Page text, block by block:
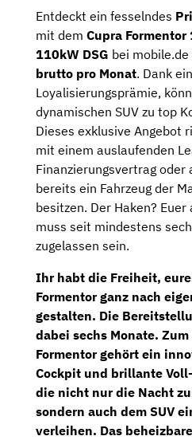
Entdeckt ein fesselndes
mit dem Cupra Formentor
110kW DSG bei
brutto pro Monat. Dank
Loyalisierungsprämie,
dynamischen SUV zu top
Dieses exklusive Angebot
mit einem auslaufenden
Finanzierungsvertrag oder
bereits ein Fahrzeug der
besitzen. Der Haken?
muss seit mindestens
zugelassen sein.
Ihr habt die Freiheit,
Formentor ganz nach
gestalten. Die
dabei sechs Monate.
Formentor gehört ein
Cockpit und brillante
die nicht nur die Nacht
sondern auch dem SUV
verleihen. Das beheizbare